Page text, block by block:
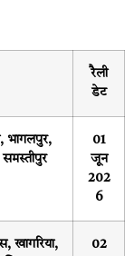
रैली
डेट
भागलपुर,
01
जून
202
6
खागरिया,
02